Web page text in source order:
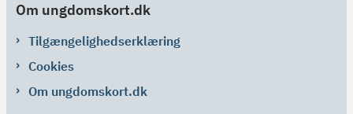
Om ungdomskort.dk
Tilgængelighedserklæring
Cookies
Om ungdomskort.dk